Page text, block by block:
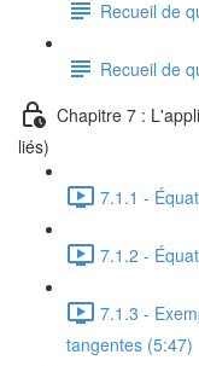
Recueil de
Recueil de
Chapitre 7 :
liés)
7.1.1 -
7.1.2 -
7.1.3 -
tangentes (5:47)